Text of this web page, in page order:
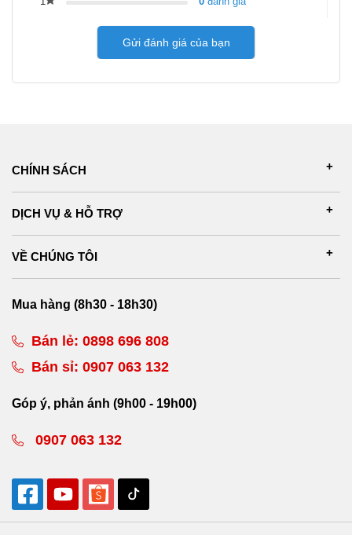
Gửi đánh giá của bạn
CHÍNH SÁCH
DỊCH VỤ & HỖ TRỢ
VỀ CHÚNG TÔI
Mua hàng (8h30 - 18h30)
Bán lẻ: 0898 696 808
Bán sỉ: 0907 063 132
Góp ý, phản ánh (9h00 - 19h00)
0907 063 132